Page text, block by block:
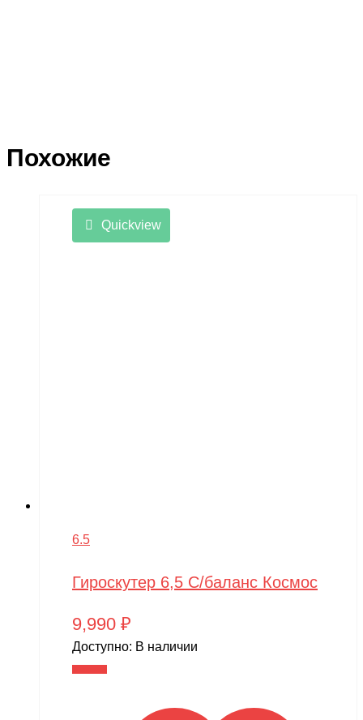
Похожие
Quickview
6.5
Гироскутер 6,5 С/баланс Космос
9,990 ₽
Доступно: В наличии